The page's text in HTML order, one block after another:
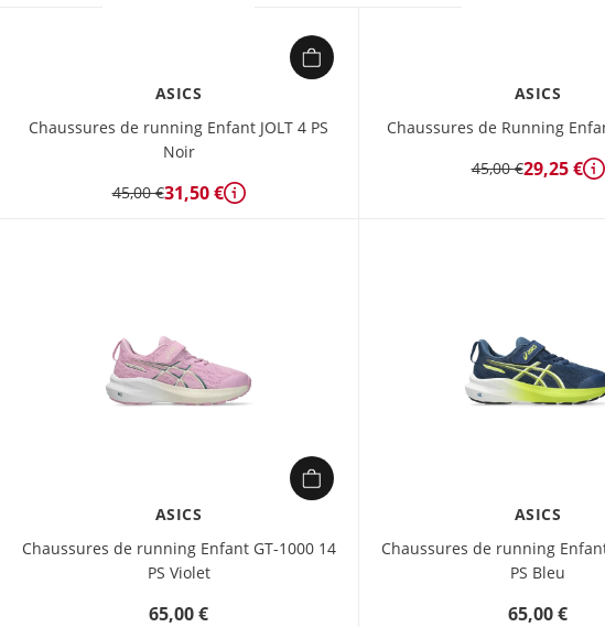
ASICS
Chaussures de running Enfant JOLT 4 PS
Noir
45,00 €31,50 € Détails
ASICS
Chaussures de Running
45,00 €29,25 €
ASICS
Chaussures de running Enfant GT-1000 14
PS Violet
65,00 €
ASICS
Chaussures de running
PS Bleu
65,00 €